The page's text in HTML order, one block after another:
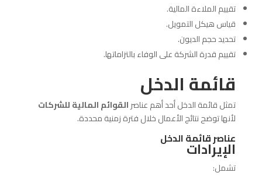
تقييم الملاءة المالية.
قياس هيكل التمويل.
تحديد حجم الديون.
تقييم قدرة الشركة على الوفاء بالتزاماتها.
قائمة الدخل
تمثل قائمة الدخل أحد أهم عناصرالقوائم المالية للشركات
لأنها توضح نتائج الأعمال خلال فترة زمنية محددة.
عناصر قائمة الدخل
الإيرادات
تشمل: